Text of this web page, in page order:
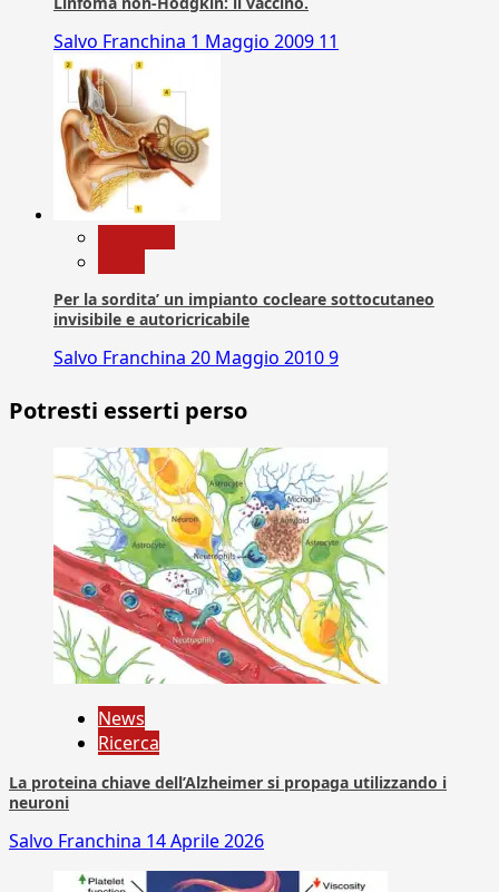
Salvo Franchina 1 Maggio 2009 11
Per la sordita’ un impianto cocleare sottocutaneo
invisibile e autoricricabile
Salvo Franchina 20 Maggio 20109
Potresti esserti perso
News
Ricerca
La proteina chiave dell’Alzheimer si propaga utilizzando i
neuroni
Salvo Franchina 14 Aprile 2026